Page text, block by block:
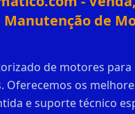
de
de motores para
Oferecemos os
e suporte técnico